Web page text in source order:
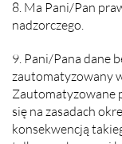
8. Ma Pani/Pan
nadzorczego.
9. Pani/Pana dane
zautomatyzowany
Zautomatyzowane
się na zasadach
konsekwencją